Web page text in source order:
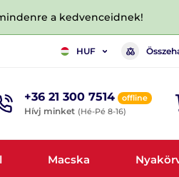
a kedvenceidnek!
HUF
+36 21 300 7514 offline
Hívj minket (Hé-Pé 8-16)
Macska